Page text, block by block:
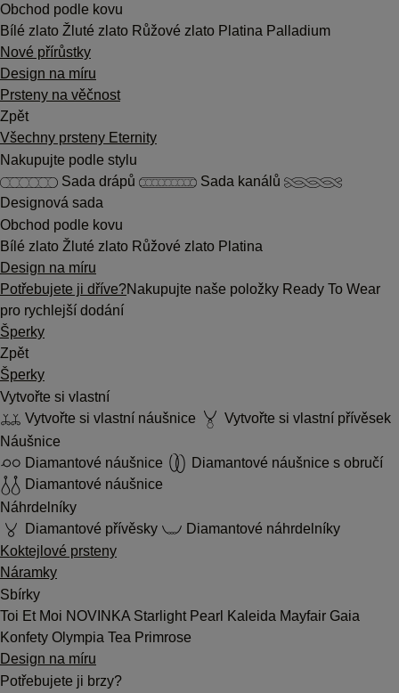
Obchod podle kovu
Bílé zlato Žluté zlato Růžové zlato Platina Palladium
Nové přírůstky
Design na míru
Prsteny na věčnost
Zpět
Všechny prsteny Eternity
Nakupujte podle stylu
Sada drápů
Sada kanálů
Designová sada
Obchod podle kovu
Bílé zlato Žluté zlato Růžové zlato Platina
Design na míru
Potřebujete ji dříve?Nakupujte naše položky Ready To Wear
pro rychlejší dodání
Šperky
Zpět
Šperky
Vytvořte si vlastní
Vytvořte si vlastní náušnice
Vytvořte si vlastní přívěsek
Náušnice
Diamantové náušnice
Diamantové náušnice s obručí
Diamantové náušnice
Náhrdelníky
Diamantové přívěsky
Diamantové náhrdelníky
Koktejlové prsteny
Náramky
Sbírky
Toi Et Moi NOVINKA Starlight Pearl Kaleida Mayfair Gaia
Konfety Olympia Tea Primrose
Design na míru
Potřebujete ji brzy?